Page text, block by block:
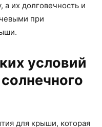
а их долговечность и
при
условий
для крыши, которая